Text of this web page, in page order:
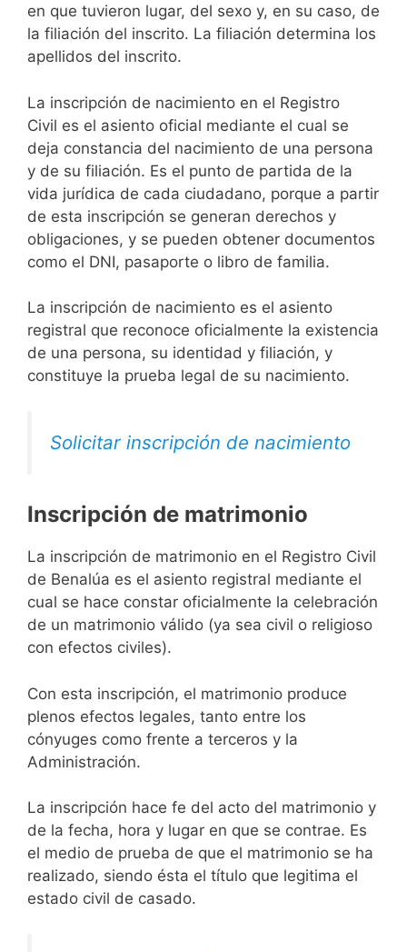
en que tuvieron lugar, del sexo y, en su caso, de
la filiación del inscrito. La filiación determina los
apellidos del inscrito.
La inscripción de nacimiento en el Registro
Civil es el asiento oficial mediante el cual se
deja constancia del nacimiento de una persona
y de su filiación. Es el punto de partida de la
vida jurídica de cada ciudadano, porque a partir
de esta inscripción se generan derechos y
obligaciones, y se pueden obtener documentos
como el DNI, pasaporte o libro de familia.
La inscripción de nacimiento es el asiento
registral que reconoce oficialmente la existencia
de una persona, su identidad y filiación, y
constituye la prueba legal de su nacimiento.
Solicitar inscripción de nacimiento
Inscripción de matrimonio
La inscripción de matrimonio en el Registro Civil
de Benalúa es el asiento registral mediante el
cual se hace constar oficialmente la celebración
de un matrimonio válido (ya sea civil o religioso
con efectos civiles).
Con esta inscripción, el matrimonio produce
plenos efectos legales, tanto entre los
cónyuges como frente a terceros y la
Administración.
La inscripción hace fe del acto del matrimonio y
de la fecha, hora y lugar en que se contrae. Es
el medio de prueba de que el matrimonio se ha
realizado, siendo ésta el título que legitima el
estado civil de casado.